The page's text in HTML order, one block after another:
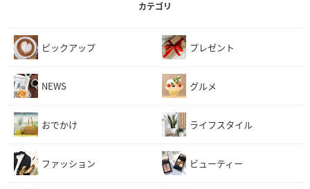
カテゴリ
ピックアップ プレゼント
NEWS グルメ
おでかけ ライフスタイル
ファッション ビューティー